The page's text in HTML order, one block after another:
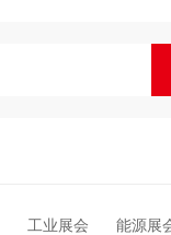
工业展会 能源展